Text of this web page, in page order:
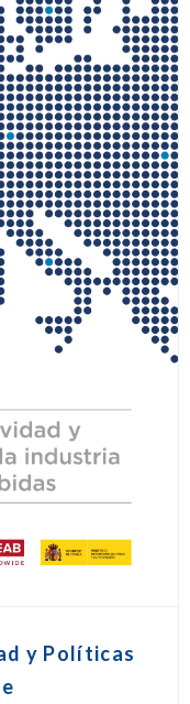
y Políticas